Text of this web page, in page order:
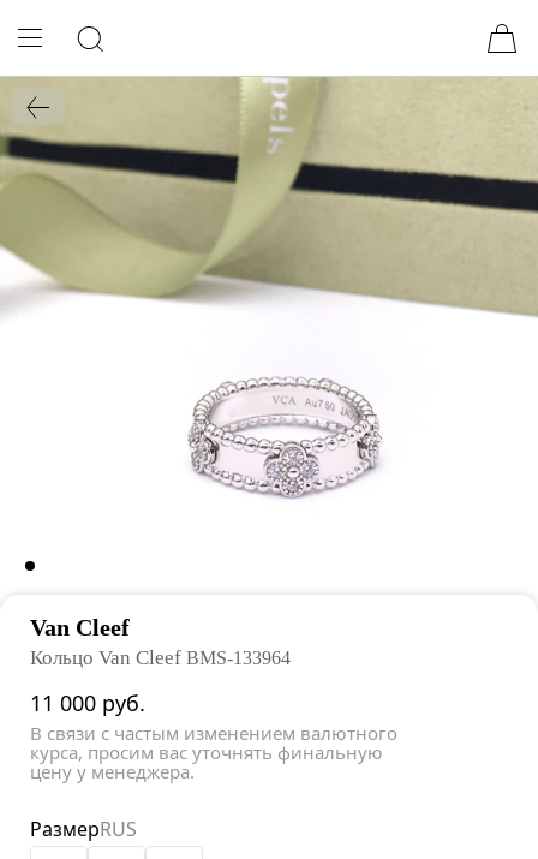
Van Cleef
Кольцо Van Cleef BMS-133964
11 000 руб.
В связи с частым изменением валютного
курса, просим вас уточнять финальную
цену у менеджера.
РазмерRUS